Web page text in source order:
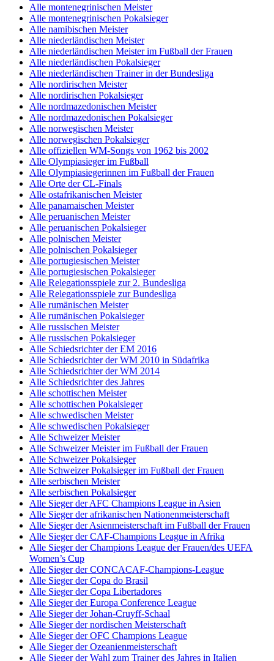
Alle montenegrinischen Meister
Alle montenegrinischen Pokalsieger
Alle namibischen Meister
Alle niederländischen Meister
Alle niederländischen Meister im Fußball der Frauen
Alle niederländischen Pokalsieger
Alle niederländischen Trainer in der Bundesliga
Alle nordirischen Meister
Alle nordirischen Pokalsieger
Alle nordmazedonischen Meister
Alle nordmazedonischen Pokalsieger
Alle norwegischen Meister
Alle norwegischen Pokalsieger
Alle offiziellen WM-Songs von 1962 bis 2002
Alle Olympiasieger im Fußball
Alle Olympiasiegerinnen im Fußball der Frauen
Alle Orte der CL-Finals
Alle ostafrikanischen Meister
Alle panamaischen Meister
Alle peruanischen Meister
Alle peruanischen Pokalsieger
Alle polnischen Meister
Alle polnischen Pokalsieger
Alle portugiesischen Meister
Alle portugiesischen Pokalsieger
Alle Relegationsspiele zur 2. Bundesliga
Alle Relegationsspiele zur Bundesliga
Alle rumänischen Meister
Alle rumänischen Pokalsieger
Alle russischen Meister
Alle russischen Pokalsieger
Alle Schiedsrichter der EM 2016
Alle Schiedsrichter der WM 2010 in Südafrika
Alle Schiedsrichter der WM 2014
Alle Schiedsrichter des Jahres
Alle schottischen Meister
Alle schottischen Pokalsieger
Alle schwedischen Meister
Alle schwedischen Pokalsieger
Alle Schweizer Meister
Alle Schweizer Meister im Fußball der Frauen
Alle Schweizer Pokalsieger
Alle Schweizer Pokalsieger im Fußball der Frauen
Alle serbischen Meister
Alle serbischen Pokalsieger
Alle Sieger der AFC Champions League in Asien
Alle Sieger der afrikanischen Nationenmeisterschaft
Alle Sieger der Asienmeisterschaft im Fußball der Frauen
Alle Sieger der CAF-Champions League in Afrika
Alle Sieger der Champions League der Frauen/des UEFA
Women’s Cup
Alle Sieger der CONCACAF-Champions-League
Alle Sieger der Copa do Brasil
Alle Sieger der Copa Libertadores
Alle Sieger der Europa Conference League
Alle Sieger der Johan-Cruyff-Schaal
Alle Sieger der nordischen Meisterschaft
Alle Sieger der OFC Champions League
Alle Sieger der Ozeanienmeisterschaft
Alle Sieger der Wahl zum Trainer des Jahres in Italien